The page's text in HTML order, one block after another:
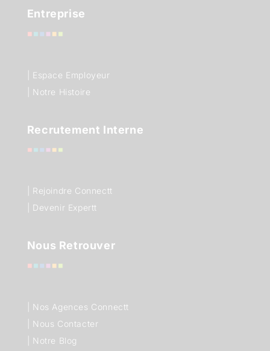
Entreprise
| Espace Employeur
| Notre Histoire
Recrutement Interne
| Rejoindre Connectt
| Devenir Expertt
Nous Retrouver
Nos Agences Connectt
Nous Contacter
Notre Blog